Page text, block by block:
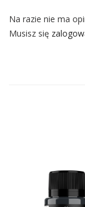
Na razie nie ma
Musisz się